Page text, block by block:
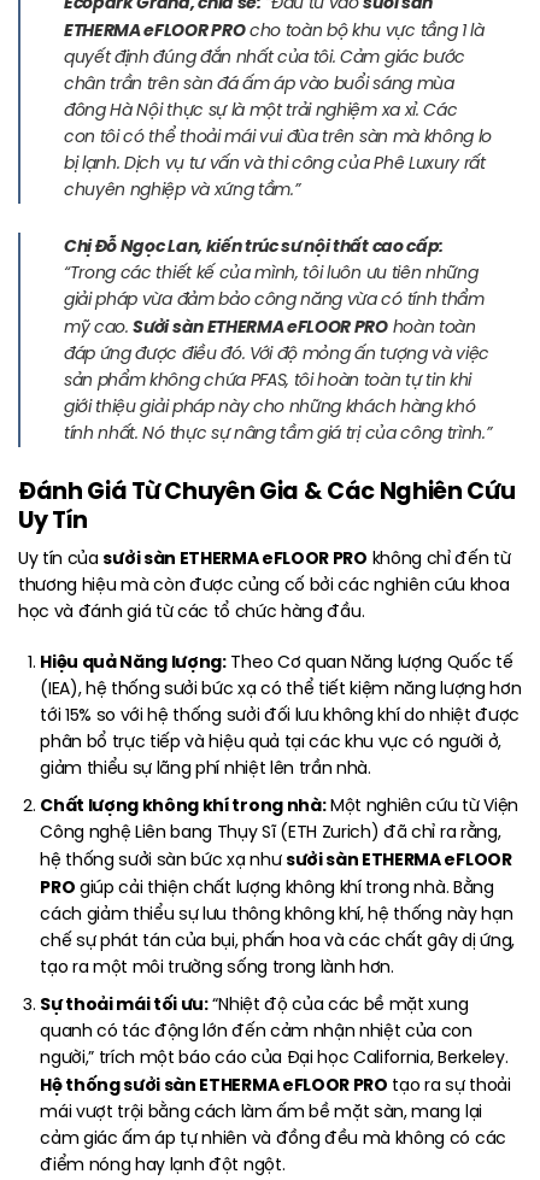
ETHERMA eFLOOR PROcho toàn bộ khu vực tầng 1 là
quyết định đúng đắn nhất của tôi. Cảm giác bước
chân trần trên sàn đá ấm áp vào buổi sáng mùa
đông Hà Nội thực sự là một trải nghiệm xa xỉ. Các
con tôi có thể thoải mái vui đùa trên sàn mà không lo
bị lạnh. Dịch vụ tư vấn và thi công của Phê Luxury rất
chuyên nghiệp và xứng tầm.”
Chị Đỗ Ngọc Lan, kiến trúc sư nội thất cao cấp:
“Trong các thiết kế của mình, tôi luôn ưu tiên những
giải pháp vừa đảm bảo công năng vừa có tính thẩm
mỹ cao.Sưởi sàn ETHERMA eFLOOR PROhoàn toàn
đáp ứng được điều đó. Với độ mỏng ấn tượng và việc
sản phẩm không chứa PFAS, tôi hoàn toàn tự tin khi
giới thiệu giải pháp này cho những khách hàng khó
tính nhất. Nó thực sự nâng tầm giá trị của công trình.”
Đánh Giá Từ Chuyên Gia & Các Nghiên Cứu
Uy Tín
Uy tín của sưởi sàn ETHERMA eFLOOR PRO không chỉ đến từ
thương hiệu mà còn được củng cố bởi các nghiên cứu khoa
học và đánh giá từ các tổ chức hàng đầu.
Hiệu quả Năng lượng:Theo Cơ quan Năng lượng Quốc tế
(IEA), hệ thống sưởi bức xạ có thể tiết kiệm năng lượng hơn
tới 15% so với hệ thống sưởi đối lưu không khí do nhiệt được
phân bổ trực tiếp và hiệu quả tại các khu vực có người ở,
giảm thiểu sự lãng phí nhiệt lên trần nhà.
Chất lượng không khí trong nhà:Một nghiên cứu từ Viện
Công nghệ Liên bang Thụy Sĩ (ETH Zurich) đã chỉ ra rằng,
hệ thống sưởi sàn bức xạ nhưsưởi sàn ETHERMA eFLOOR
PROgiúp cải thiện chất lượng không khí trong nhà. Bằng
cách giảm thiểu sự lưu thông không khí, hệ thống này hạn
chế sự phát tán của bụi, phấn hoa và các chất gây dị ứng,
tạo ra một môi trường sống trong lành hơn.
Sự thoải mái tối ưu:“Nhiệt độ của các bề mặt xung
quanh có tác động lớn đến cảm nhận nhiệt của con
người,” trích một báo cáo của Đại học California, Berkeley.
Hệ thống sưởi sàn ETHERMA eFLOOR PRO tạo ra sự thoải
mái vượt trội bằng cách làm ấm bề mặt sàn, mang lại
cảm giác ấm áp tự nhiên và đồng đều mà không có các
điểm nóng hay lạnh đột ngột.